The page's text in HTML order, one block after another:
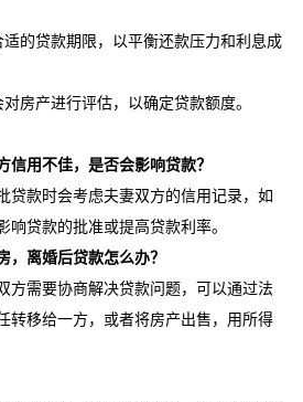
适的贷款期限，以平衡还款压力和利息成
对房产进行评估，以确定贷款额度。
信用不佳，是否会影响贷款？
贷款时会考虑夫妻双方的信用记录，如
响贷款的批准或提高贷款利率。
，离婚后贷款怎么办？
方需要协商解决贷款问题，可以通过法
转移给一方，或者将房产出售，用所得